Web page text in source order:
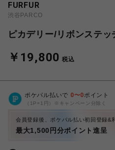
FURFUR
渋谷PARCO
ピカデリー/リボンステ
￥19,800 税込
ポケパル払いで 0〜0ポイント
（1P=1円）※キャンペーン分除く
会員登録後、ポケパル払い初回登録&
最大1,500円分ポイント進呈